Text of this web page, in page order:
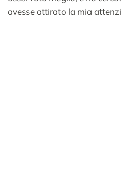
avesse attirato la mia